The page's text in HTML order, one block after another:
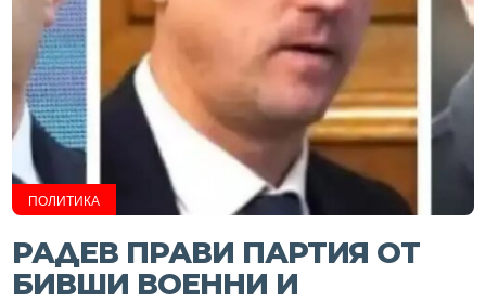
ПОЛИТИКА
РАДЕВ ПРАВИ ПАРТИЯ ОТ
БИВШИ ВОЕННИ И